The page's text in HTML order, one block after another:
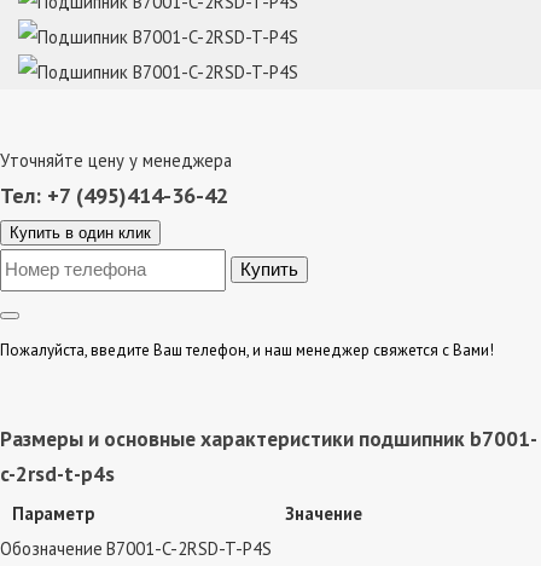
Уточняйте цену у менеджера
Тел: +7 (495)414-36-42
Купить в один клик
Пожалуйста, введите Ваш телефон, и наш менеджер свяжется с Вами!
Размеры и основные характеристики подшипник b7001-
c-2rsd-t-p4s
Параметр
Значение
Обозначение B7001-C-2RSD-T-P4S